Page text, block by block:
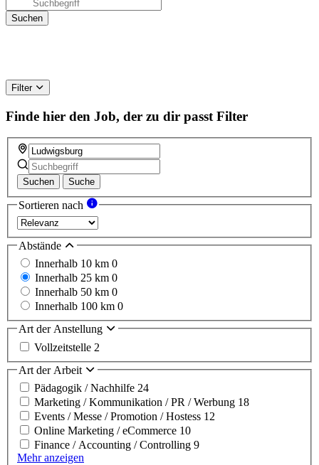
Filter
Finde hier den Job, der zu dir passt Filter
Suchen Suche
Sortieren nach
Abstände
Innerhalb 10 km 0
Innerhalb 25 km 0
Innerhalb 50 km 0
Innerhalb 100 km 0
Art der Anstellung
Vollzeitstelle 2
Art der Arbeit
Pädagogik / Nachhilfe 24
Marketing / Kommunikation / PR / Werbung 18
Events / Messe / Promotion / Hostess 12
Online Marketing / eCommerce 10
Finance / Accounting / Controlling 9
Mehr anzeigen